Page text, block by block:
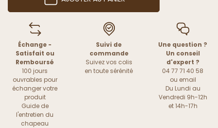
Échange -
Satisfait ou
Remboursé
100 jours
ouvrables pour
échanger votre
produit
Guide de
l'entretien du
chapeau
Suivi de
commande
Suivez vos colis
en toute sérénité
Une question ?
Un conseil
d'expert ?
04 77 71 40 58
ou email
Du Lundi au
Vendredi 9h-12h
et 14h-17h